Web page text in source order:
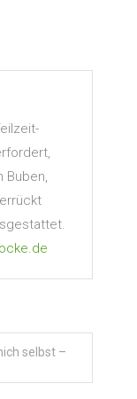
Buben,
selbst –